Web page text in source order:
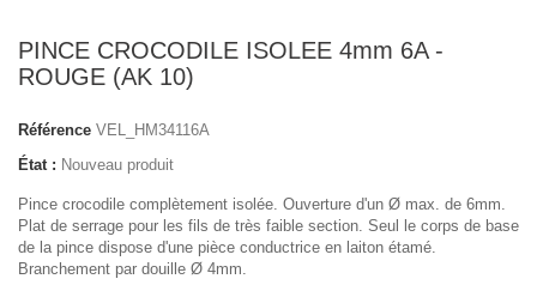
PINCE CROCODILE ISOLEE 4mm 6A -
ROUGE (AK 10)
Référence VEL_HM34116A
État : Nouveau produit
Pince crocodile complètement isolée. Ouverture d'un Ø max. de 6mm.
Plat de serrage pour les fils de très faible section. Seul le corps de base
de la pince dispose d'une pièce conductrice en laiton étamé.
Branchement par douille Ø 4mm.